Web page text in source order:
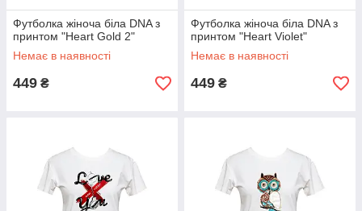
Футболка жіноча біла DNA з
принтом "Heart Gold 2"
Немає в наявності
449 ₴
Футболка жіноча біла DNA з
принтом "Heart Violet"
Немає в наявності
449 ₴